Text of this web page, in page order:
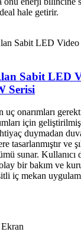
hale getirir.
Sabit LED
Serisi
uç onarımları
için
duymadan
tasarlanmıştır ve
sunar. Kullanıcı
bir bakım ve
iç mekan